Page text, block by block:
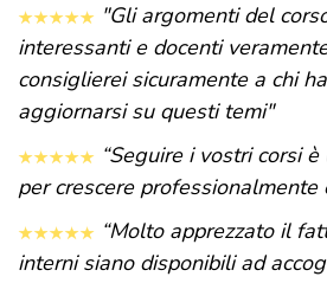
"Gli argomenti del
interessanti e docenti
consiglierei sicuramente a chi
aggiornarsi su questi temi"
“Seguire i vostri corsi
per crescere professionalmente
“Molto apprezzato il
interni siano disponibili ad